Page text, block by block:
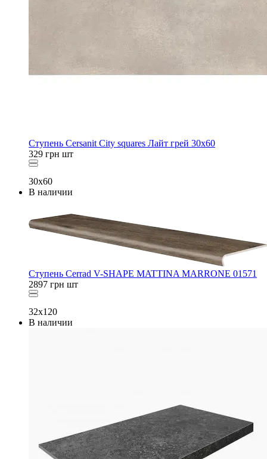
Ступень Cersanit City squares Лайт грей 30x60
329 грн шт
30x60
В наличии
Ступень Cerrad V-SHAPE MATTINA MARRONE 01571
2897 грн шт
32x120
В наличии